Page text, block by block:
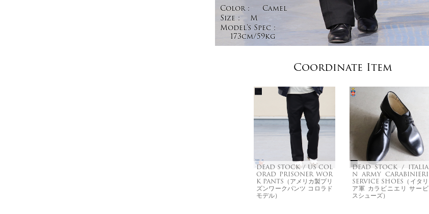
Color :
Camel
Size :
M
Model's Spec :
173cm/59kg
Coordinate Item
DEAD STOCK / US COL
ORAD PRISONER WOR
K PANTS（アメリカ製プリ
ズンワークパンツ コロラド
モデル）
DEAD STOCK / ITALIA
N ARMY CARABINIERI
SERVICE SHOES（イタリ
ア軍 カラビニエリ サービ
スシューズ）